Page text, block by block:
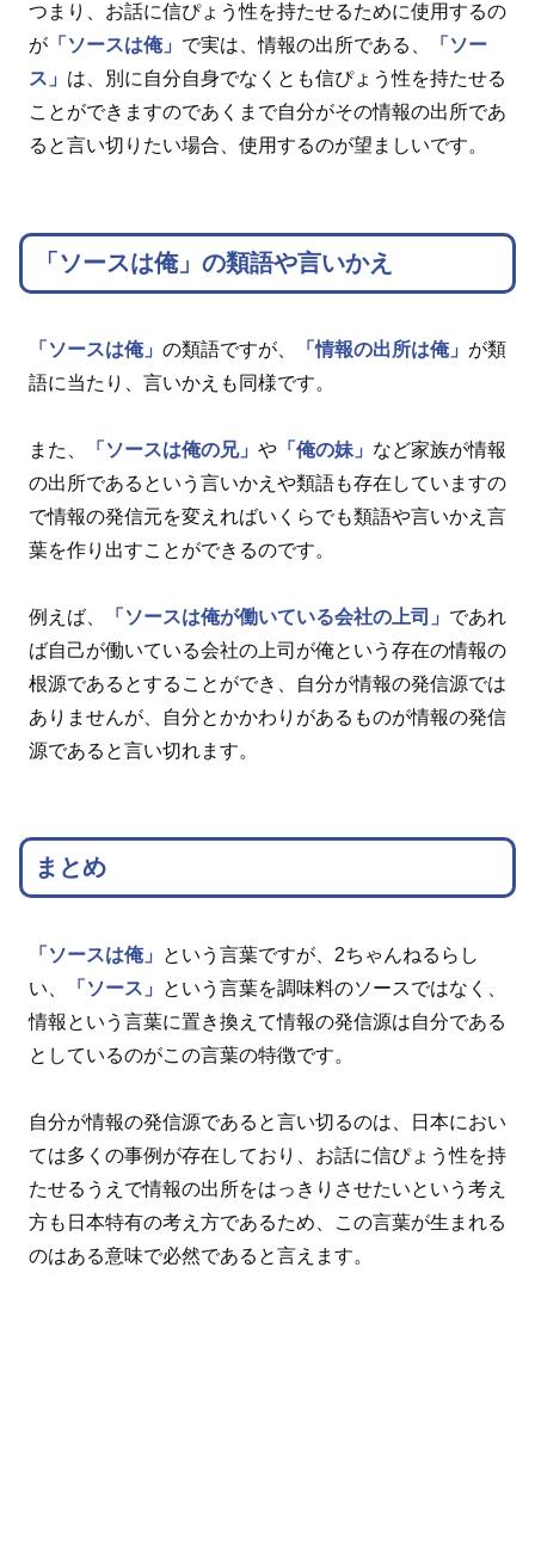
つまり、お話に信ぴょう性を持たせるために使用するの
が 「ソースは俺」 で実は、情報の出所である、
「ソー
ス」 は、別に自分自身でなくとも信ぴょう性を持たせる
ことができますのであくまで自分がその情報の出所であ
ると言い切りたい場合、使用するのが望ましいです。
「ソースは俺」の類語や言いかえ
「ソースは俺」 の類語ですが、 「情報の出所は俺」 が類
語に当たり、言いかえも同様です。
また、 「ソースは俺の兄」 や 「俺の妹」 など家族が情報
の出所であるという言いかえや類語も存在していますの
で情報の発信元を変えればいくらでも類語や言いかえ言
葉を作り出すことができるのです。
例えば、 「ソースは俺が働いている会社の上司」 であれ
ば自己が働いている会社の上司が俺という存在の情報の
根源であるとすることができ、自分が情報の発信源では
ありませんが、自分とかかわりがあるものが情報の発信
源であると言い切れます。
まとめ
「ソースは俺」
という言葉ですが、2ちゃんねるらし
い、
「ソース」
という言葉を調味料のソースではなく、
情報という言葉に置き換えて情報の発信源は自分である
としているのがこの言葉の特徴です。
自分が情報の発信源であると言い切るのは、日本におい
ては多くの事例が存在しており、お話に信ぴょう性を持
たせるうえで情報の出所をはっきりさせたいという考え
方も日本特有の考え方であるため、この言葉が生まれる
のはある意味で必然であると言えます。